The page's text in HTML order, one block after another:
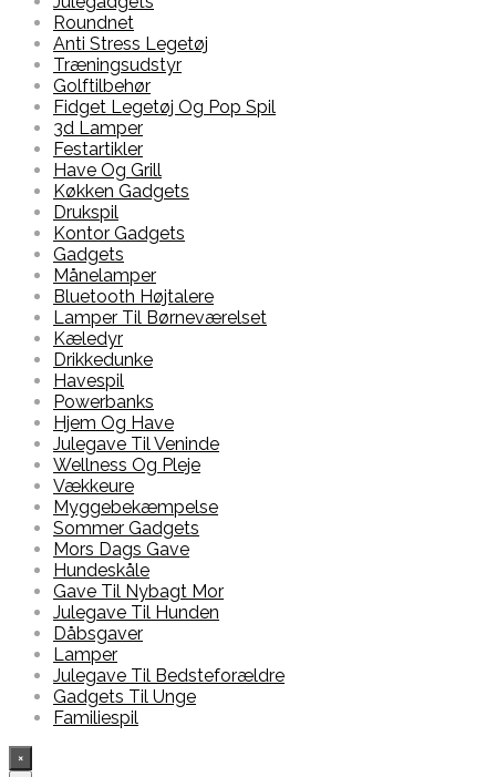
Roundnet
Anti Stress Legetøj
Træningsudstyr
Golftilbehør
Fidget Legetøj Og Pop Spil
3d Lamper
Festartikler
Have Og Grill
Køkken Gadgets
Drukspil
Kontor Gadgets
Gadgets
Månelamper
Bluetooth Højtalere
Lamper Til Børneværelset
Kæledyr
Drikkedunke
Havespil
Powerbanks
Hjem Og Have
Julegave Til Veninde
Wellness Og Pleje
Vækkeure
Myggebekæmpelse
Sommer Gadgets
Mors Dags Gave
Hundeskåle
Gave Til Nybagt Mor
Julegave Til Hunden
Dåbsgaver
Lamper
Julegave Til Bedsteforældre
Gadgets Til Unge
Familiespil
×